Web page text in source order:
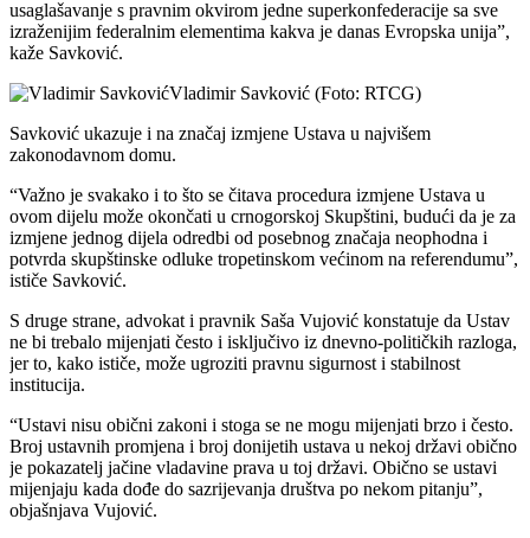
usaglašavanje s pravnim okvirom jedne superkonfederacije sa sve
izraženijim federalnim elementima kakva je danas Evropska unija”,
kaže Savković.
Vladimir Savković (Foto: RTCG)
Savković ukazuje i na značaj izmjene Ustava u najvišem
zakonodavnom domu.
“Važno je svakako i to što se čitava procedura izmjene Ustava u
ovom dijelu može okončati u crnogorskoj Skupštini, budući da je za
izmjene jednog dijela odredbi od posebnog značaja neophodna i
potvrda skupštinske odluke tropetinskom većinom na referendumu”,
ističe Savković.
S druge strane, advokat i pravnik Saša Vujović konstatuje da Ustav
ne bi trebalo mijenjati često i isključivo iz dnevno-političkih razloga,
jer to, kako ističe, može ugroziti pravnu sigurnost i stabilnost
institucija.
“Ustavi nisu obični zakoni i stoga se ne mogu mijenjati brzo i često.
Broj ustavnih promjena i broj donijetih ustava u nekoj državi obično
je pokazatelj jačine vladavine prava u toj državi. Obično se ustavi
mijenjaju kada dođe do sazrijevanja društva po nekom pitanju”,
objašnjava Vujović.